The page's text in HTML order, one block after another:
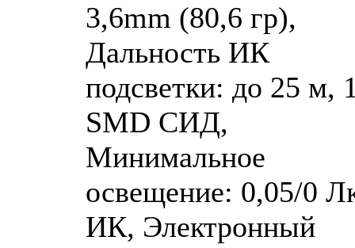
3,6mm (80,6 гр),
Дальность ИК
подсветки: до 25 м,
SMD СИД,
Минимальное
освещение: 0,05/0
ИК, Электронный